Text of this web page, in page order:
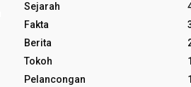
Sejarah
Fakta
Berita
Tokoh
Pelancongan